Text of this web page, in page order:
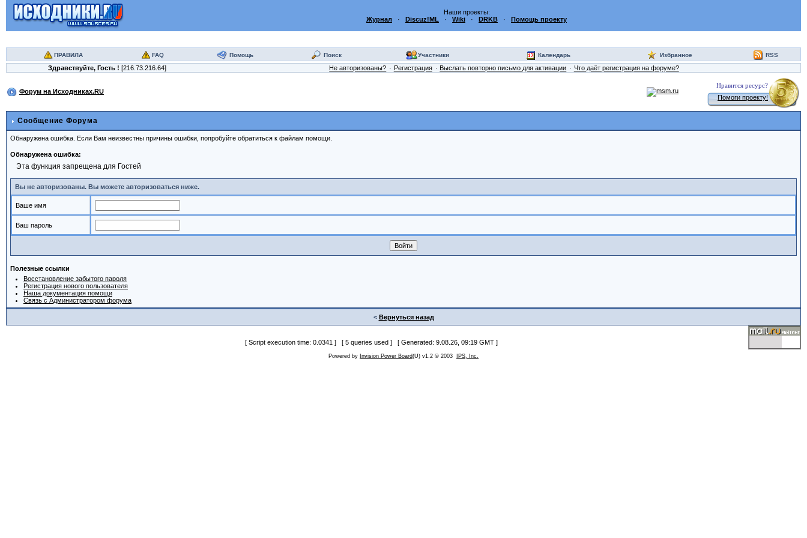
Наши проекты:
Журнал · Discuz!ML · Wiki · DRKB · Помощь проекту
ПРАВИЛА FAQ Помощь Поиск Участники Календарь Избранное RSS
Здравствуйте, Гость ! [216.73.216.64] Не авторизованы? Регистрация Выслать повторно письмо для активации Что даёт регистрация на форуме?
Форум на Исходниках.RU
Нравится ресурс?
Помоги проекту!
Сообщение Форума
Обнаружена ошибка. Если Вам неизвестны причины ошибки, попробуйте обратиться к файлам помощи.
Обнаружена ошибка:
Эта функция запрещена для Гостей
Вы не авторизованы. Вы можете авторизоваться ниже.
Ваше имя
Ваш пароль
Полезные ссылки
Восстановление забытого пароля
Регистрация нового пользователя
Наша документация помощи
Связь с Администратором форума
< Вернуться назад
[ Script execution time: 0.0341 ] [ 5 queries used ] [ Generated: 9.08.26, 09:19 GMT ]
Powered by Invision Power Board(U) v1.2 © 2003 IPS, Inc.